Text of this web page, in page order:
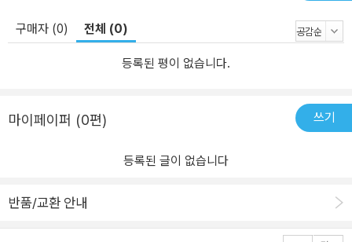
구매자 (0) 전체 (0)
등록된 평이 없습니다.
마이페이퍼 (0편) 쓰기
등록된 글이 없습니다
반품/교환 안내